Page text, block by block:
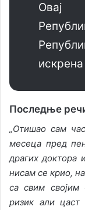
Овај
Последње
„Отишао сам
месеца пред
драгих доктора
нисам се крио,
са свим
ризик али